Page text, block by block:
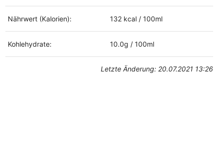
Nährwert (Kalorien): 132 kcal / 100ml
Kohlehydrate: 10.0g / 100ml
Letzte Änderung: 20.07.2021 13:26